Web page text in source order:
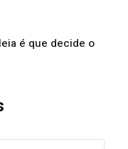
é que decide o